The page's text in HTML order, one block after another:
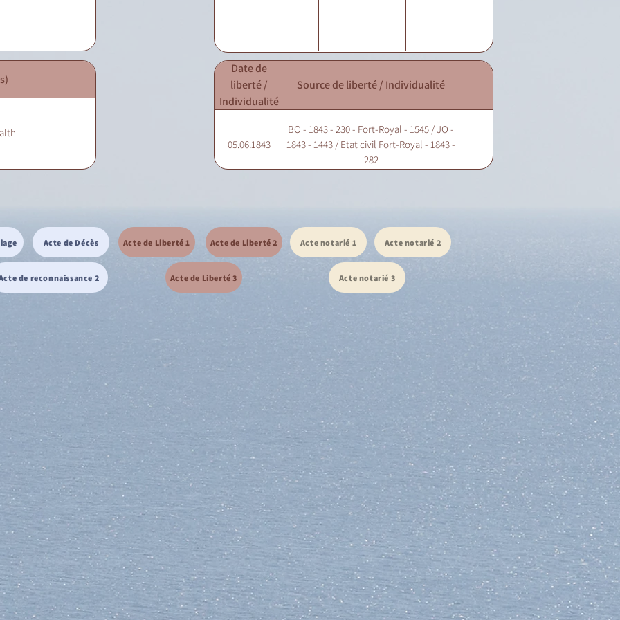
Date de
liberté /
Individualité
Source de liberté / Individualité
05.06.1843
BO - 1843 - 230 - Fort-Royal - 1545 / JO -
1843 - 1443 / Etat civil Fort-Royal - 1843 -
282
Acte de Décès
de reconnaissance 2
Acte de Liberté 1 Acte de Liberté 2
Acte de Liberté 3
Acte notarié 1 Acte notarié 2
Acte notarié 3